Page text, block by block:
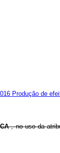
Produção de
, no uso da